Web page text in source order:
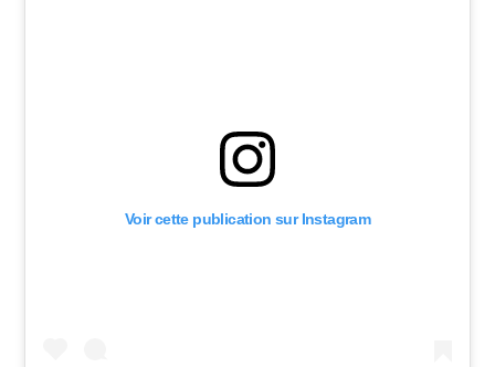
Voir cette publication sur Instagram